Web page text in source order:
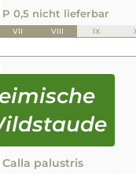
P 0,5 nicht lieferbar
VII VIII IX
Calla palustris